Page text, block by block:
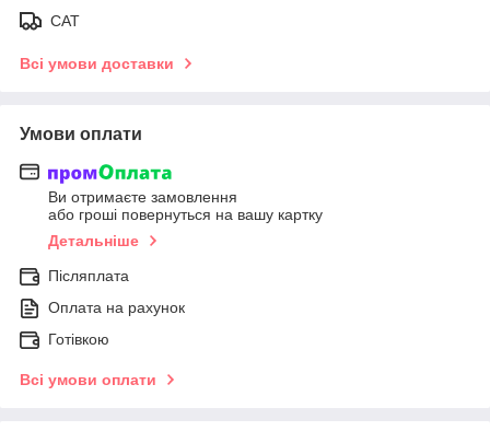
САТ
Всі умови доставки
Умови оплати
Ви отримаєте замовлення
або гроші повернуться на вашу картку
Детальніше
Післяплата
Оплата на рахунок
Готівкою
Всі умови оплати